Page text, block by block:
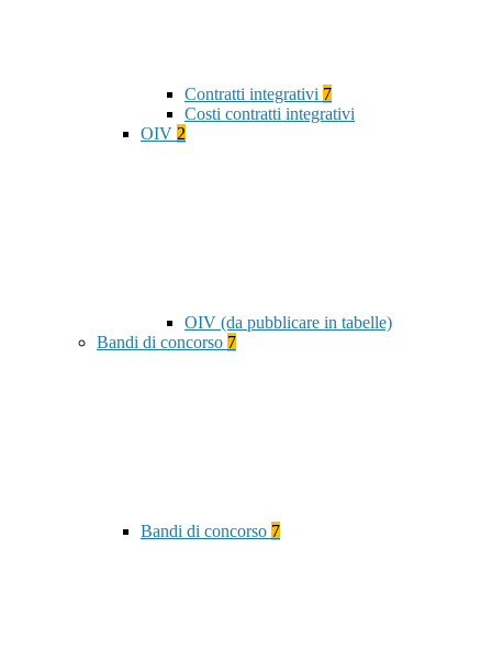
Contratti integrativi 7
Costi contratti integrativi
OIV 2
OIV (da pubblicare in tabelle)
Bandi di concorso 7
Bandi di concorso 7